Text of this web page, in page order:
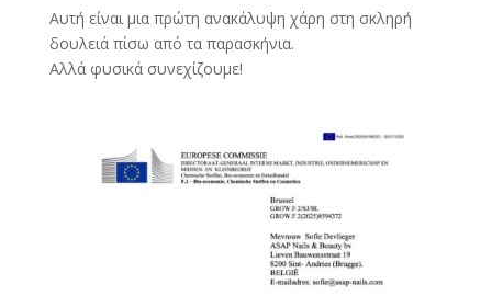
Αυτή είναι μια πρώτη ανακάλυψη χάρη στη σκληρή
δουλειά πίσω από τα παρασκήνια.
Αλλά φυσικά συνεχίζουμε!